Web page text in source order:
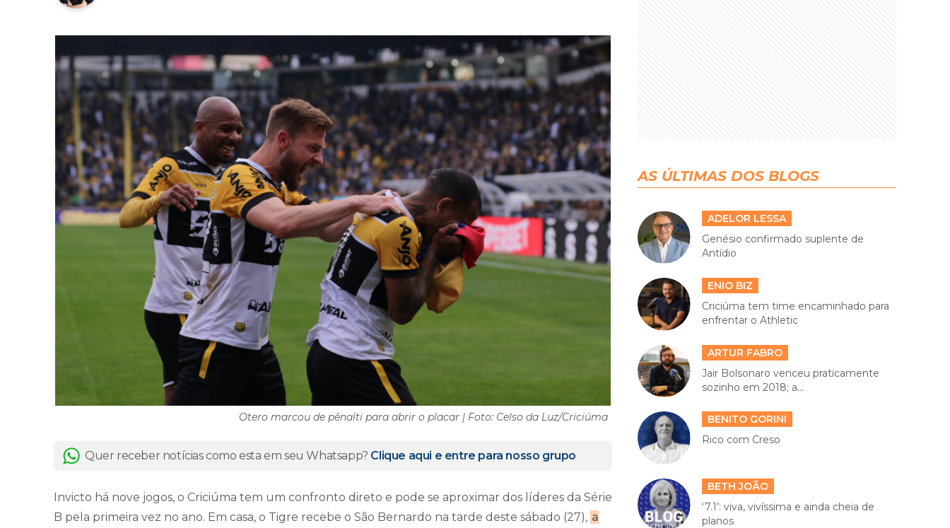
Otero marcou de pênalti para abrir o placar | Foto: Celso da Luz/Criciúma
Quer receber notícias como esta em seu Whatsapp? Clique aqui e entre para nosso grupo
Invicto há nove jogos, o Criciúma tem um confronto direto e pode se aproximar dos líderes da Série
B pela primeira vez no ano. Em casa, o Tigre recebe o São Bernardo na tarde deste sábado (27), a
AS ÚLTIMAS DOS BLOGS
ADELOR LESSA
Genésio confirmado suplente de
Antídio
ENIO BIZ
Criciúma tem time encaminhado para
enfrentar o Athletic
ARTUR FABRO
Jair Bolsonaro venceu praticamente
sozinho em 2018; a...
BENITO GORINI
Rico com Creso
BETH JOÃO
‘7.1’: viva, vivíssima e ainda cheia de
planos